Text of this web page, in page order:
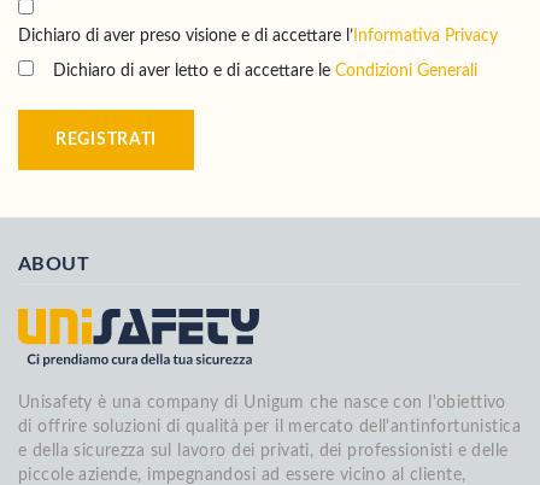
Dichiaro di aver preso visione e di accettare l’ Informativa Privacy
Dichiaro di aver letto e di accettare le Condizioni Generali
REGISTRATI
ABOUT
Unisafety è una company di Unigum che nasce con l'obiettivo
di offrire soluzioni di qualità per il mercato dell'antinfortunistica
e della sicurezza sul lavoro dei privati, dei professionisti e delle
piccole aziende, impegnandosi ad essere vicino al cliente,